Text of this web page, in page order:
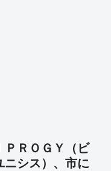
ＰＲＯＧＹ（ビ
ニシス）、市に